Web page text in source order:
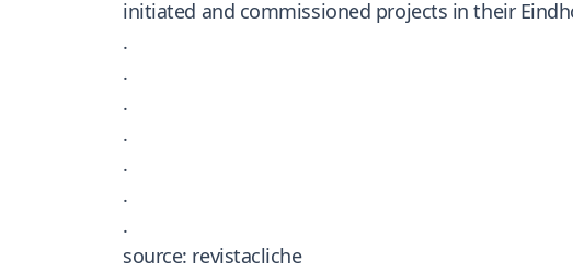
initiated and commissioned projects in their
.
.
.
.
.
.
.
source: revistacliche